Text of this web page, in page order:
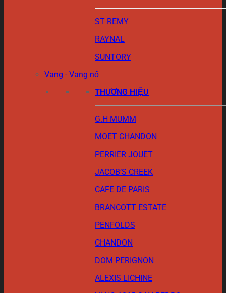
ST REMY
RAYNAL
SUNTORY
Vang - Vang nổ
THƯƠNG HIỆU
G.H MUMM
MOET CHANDON
PERRIER JOUET
JACOB’S CREEK
CAFE DE PARIS
BRANCOTT ESTATE
PENFOLDS
CHANDON
DOM PERIGNON
ALEXIS LICHINE